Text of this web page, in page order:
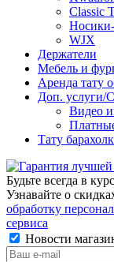
Classic
WJX
Держатели
Мебель и
Аренда тату
Доп. услуги/
Видео
Тату
Будьте всегда в
Узнавайте о
обработку
сервиса
Новости